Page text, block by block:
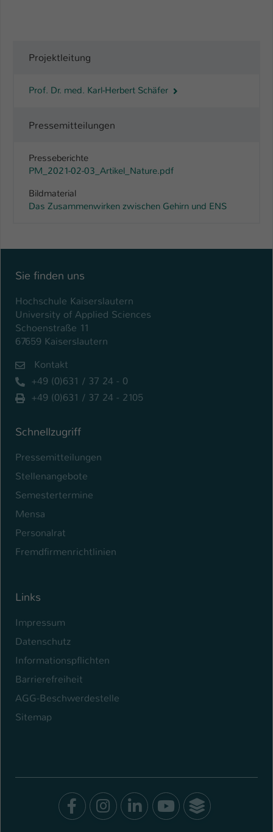
Projektleitung
Prof. Dr. med. Karl-Herbert Schäfer
Pressemitteilungen
Presseberichte
PM_2021-02-03_Artikel_Nature.pdf
Bildmaterial
Das Zusammenwirken zwischen Gehirn und ENS
Sie finden uns
Hochschule Kaiserslautern
University of Applied Sciences
Schoenstraße 11
67659 Kaiserslautern
Kontakt
+49 (0)631 / 37 24 - 0
+49 (0)631 / 37 24 - 2105
Schnellzugriff
Pressemitteilungen
Stellenangebote
Semestertermine
Mensa
Personalrat
Fremdfirmenrichtlinien
Links
Impressum
Datenschutz
Informationspflichten
Barrierefreiheit
AGG-Beschwerdestelle
Sitemap
Facebook
Instagram
LinkedIn
Youtube